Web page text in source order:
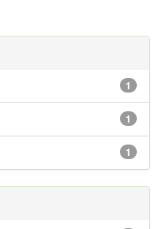
1
1
1